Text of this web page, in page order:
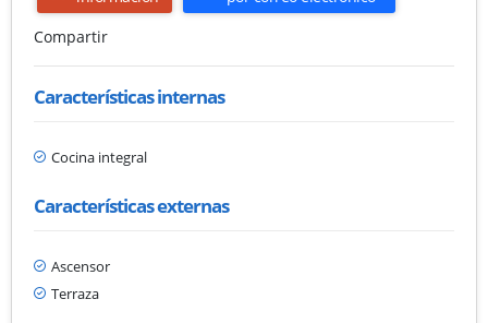
Compartir
Características internas
Cocina integral
Características externas
Ascensor
Terraza